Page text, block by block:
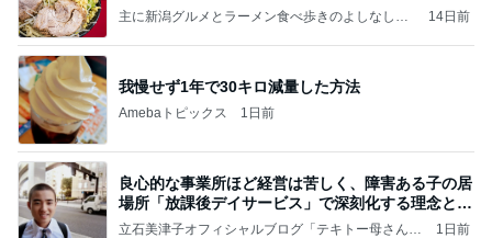
主に新潟グルメとラーメン食べ歩きのよしなしご
14日前
我慢せず1年で30キロ減量した方法
Amebaトピックス 1日前
良心的な事業所ほど経営は苦しく、障害ある子の居
場所「放課後デイサービス」で深刻化する理念と現
実の
立石美津子オフィシャルブログ「テキトー母さんの
1日前